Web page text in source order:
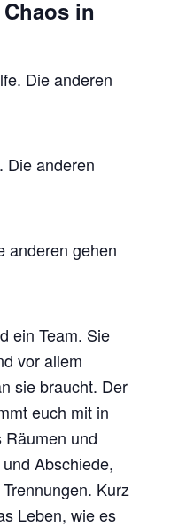
in
Die anderen
Die anderen
anderen gehen
ein Team. Sie
vor allem
sie braucht. Der
euch mit in
und
Abschiede,
Kurz
Leben, wie es